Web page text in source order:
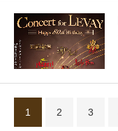
1 2 3